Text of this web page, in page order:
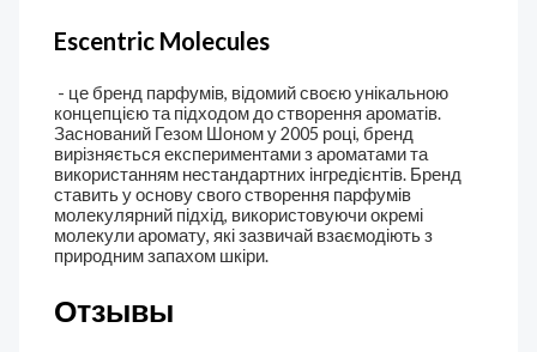
Escentric Molecules
- це бренд парфумів, відомий своєю унікальною
концепцією та підходом до створення ароматів.
Заснований Гезом Шоном у 2005 році, бренд
вирізняється експериментами з ароматами та
використанням нестандартних інгредієнтів. Бренд
ставить у основу свого створення парфумів
молекулярний підхід, використовуючи окремі
молекули аромату, які зазвичай взаємодіють з
природним запахом шкіри.
Отзывы